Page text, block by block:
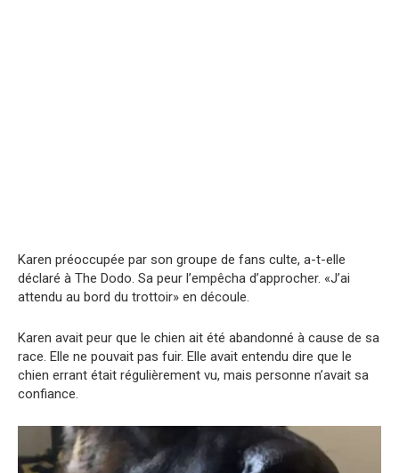
Karen préoccupée par son groupe de fans culte, a-t-elle
déclaré à The Dodo. Sa peur l’empêcha d’approcher. «J’ai
attendu au bord du trottoir» en découle.
Karen avait peur que le chien ait été abandonné à cause de sa
race. Elle ne pouvait pas fuir. Elle avait entendu dire que le
chien errant était régulièrement vu, mais personne n’avait sa
confiance.